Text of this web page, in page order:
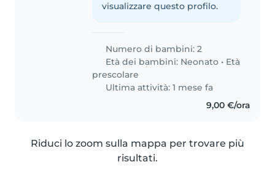
visualizzare questo profilo.
Numero di bambini: 2
Età dei bambini: Neonato • Età
prescolare
Ultima attività: 1 mese fa
9,00 €/ora
Riduci lo zoom sulla mappa per trovare più
risultati.